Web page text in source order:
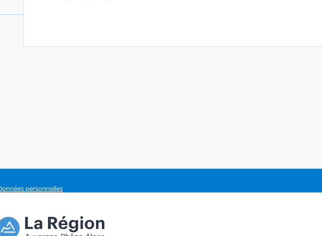
personnelles